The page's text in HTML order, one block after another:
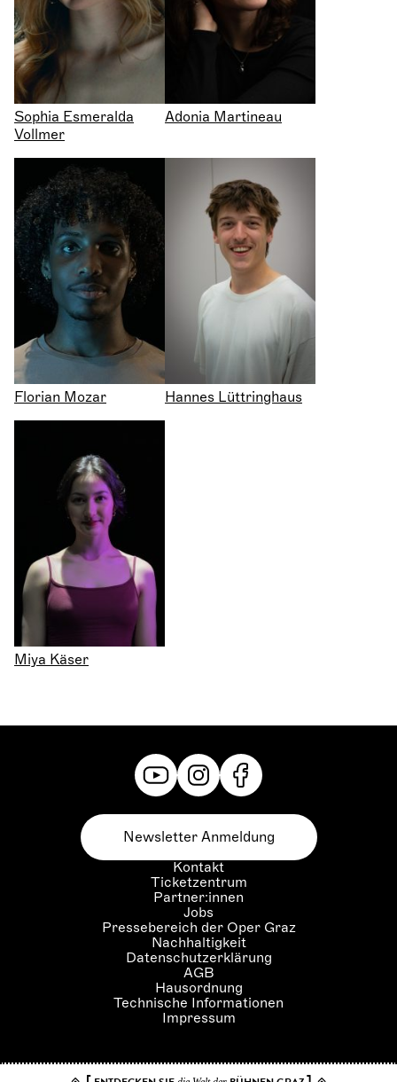
Sophia Esmeralda
Vollmer
Adonia Martineau
Florian Mozar Hannes Lüttringhaus
Miya Käser
Kontakt
Ticketzentrum
Partner:innen
Jobs
Pressebereich der Oper Graz
Nachhaltigkeit
Datenschutzerklärung
AGB
Hausordnung
Technische Informationen
Impressum
Newsletter Anmeldung